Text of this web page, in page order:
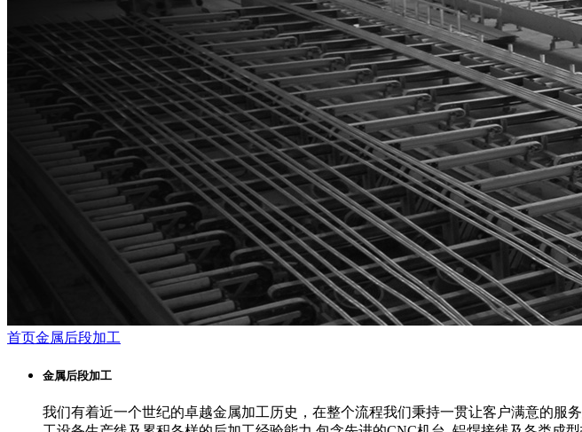
首页金属后段加工
金属后段加工
我们有着近一个世纪的卓越金属加工历史，在整个流程我们秉持一贯让客户满意的服